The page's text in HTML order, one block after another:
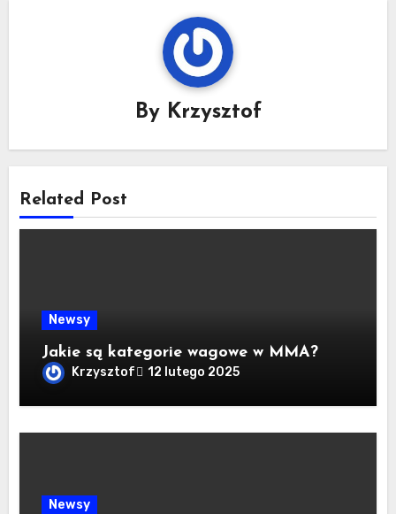
By Krzysztof
Related Post
Newsy
Jakie są kategorie wagowe w MMA?
Krzysztof 12 lutego 2025
Newsy